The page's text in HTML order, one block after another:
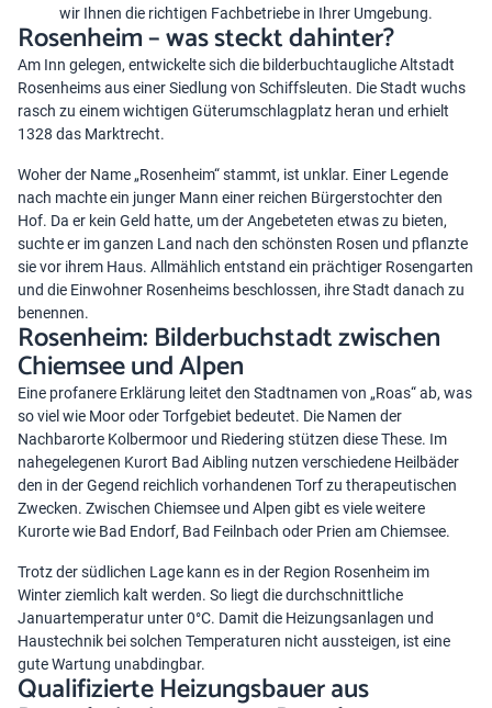
wir Ihnen die richtigen Fachbetriebe in Ihrer Umgebung.
Rosenheim – was steckt dahinter?
Am Inn gelegen, entwickelte sich die bilderbuchtaugliche Altstadt
Rosenheims aus einer Siedlung von Schiffsleuten. Die Stadt wuchs
rasch zu einem wichtigen Güterumschlagplatz heran und erhielt
1328 das Marktrecht.
Woher der Name „Rosenheim“ stammt, ist unklar. Einer Legende
nach machte ein junger Mann einer reichen Bürgerstochter den
Hof. Da er kein Geld hatte, um der Angebeteten etwas zu bieten,
suchte er im ganzen Land nach den schönsten Rosen und pflanzte
sie vor ihrem Haus. Allmählich entstand ein prächtiger Rosengarten
und die Einwohner Rosenheims beschlossen, ihre Stadt danach zu
benennen.
Rosenheim: Bilderbuchstadt zwischen
Chiemsee und Alpen
Eine profanere Erklärung leitet den Stadtnamen von „Roas“ ab, was
so viel wie Moor oder Torfgebiet bedeutet. Die Namen der
Nachbarorte Kolbermoor und Riedering stützen diese These. Im
nahegelegenen Kurort Bad Aibling nutzen verschiedene Heilbäder
den in der Gegend reichlich vorhandenen Torf zu therapeutischen
Zwecken. Zwischen Chiemsee und Alpen gibt es viele weitere
Kurorte wie Bad Endorf, Bad Feilnbach oder Prien am Chiemsee.
Trotz der südlichen Lage kann es in der Region Rosenheim im
Winter ziemlich kalt werden. So liegt die durchschnittliche
Januartemperatur unter 0°C. Damit die Heizungsanlagen und
Haustechnik bei solchen Temperaturen nicht aussteigen, ist eine
gute Wartung unabdingbar.
Qualifizierte Heizungsbauer aus